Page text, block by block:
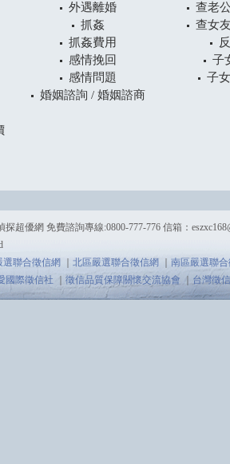
外遇離婚
抓姦
抓姦費用
感情挽回
感情問題
婚姻諮詢 / 婚姻諮商
查老
查女
子
子
超優網 免費諮詢專線:0800-777-776 信箱：
選聯合徵信網 北區嚴選聯合徵信網 南區嚴選聯合
國際徵信社 徵信品質保障關懷交流協會 台灣徵